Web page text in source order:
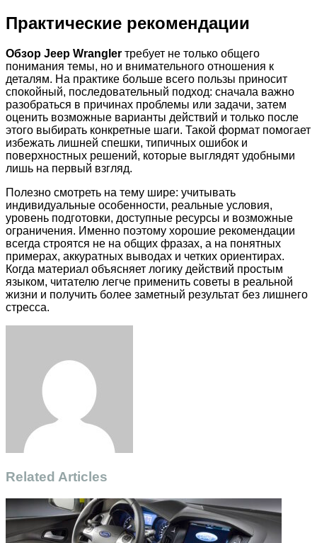
Практические рекомендации
Обзор Jeep Wrangler требует не только общего
понимания темы, но и внимательного отношения к
деталям. На практике больше всего пользы приносит
спокойный, последовательный подход: сначала важно
разобраться в причинах проблемы или задачи, затем
оценить возможные варианты действий и только после
этого выбирать конкретные шаги. Такой формат помогает
избежать лишней спешки, типичных ошибок и
поверхностных решений, которые выглядят удобными
лишь на первый взгляд.
Полезно смотреть на тему шире: учитывать
индивидуальные особенности, реальные условия,
уровень подготовки, доступные ресурсы и возможные
ограничения. Именно поэтому хорошие рекомендации
всегда строятся не на общих фразах, а на понятных
примерах, аккуратных выводах и четких ориентирах.
Когда материал объясняет логику действий простым
языком, читателю легче применить советы в реальной
жизни и получить более заметный результат без лишнего
стресса.
Related Articles